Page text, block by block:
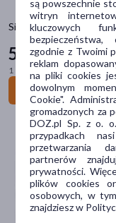
Singularis Chlorella 550
55 99 zł
1 szt. = 0,47 zł
DoctorLife(1)
Floradix
pokaż więcej
Typ
Suplement
Środki
Postać
kapsułki
(13)
tabletka
są powszechnie
witryn
kluczowych
bezpieczeństwa,
zgodnie z Twoimi
reklam
na pliki cookies
dowolnym
Cookie".
gromadzonych za
DOZ.pl Sp. z o.
przypadkach
przetwarzania
partnerów
prywatności.
plików cookies
osobowych, w
znajdziesz w